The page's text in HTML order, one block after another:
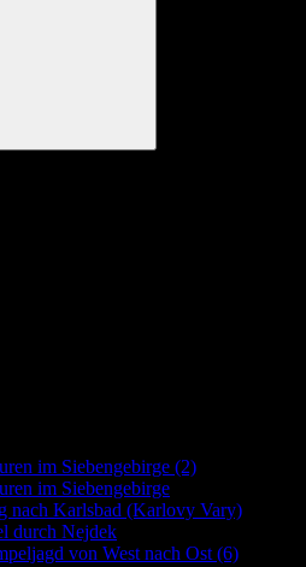
im Siebengebirge (2)
im Siebengebirge
nach Karlsbad (Karlovy Vary)
durch Nejdek
von West nach Ost (6)